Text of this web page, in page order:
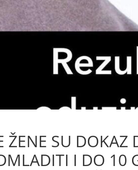
ŽENE SU DOKAZ
I DO 10